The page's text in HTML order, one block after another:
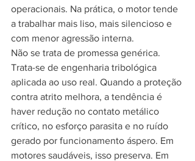
operacionais. Na prática, o motor tende
a trabalhar mais liso, mais silencioso e
com menor agressão interna.
Não se trata de promessa genérica.
Trata-se de engenharia tribológica
aplicada ao uso real. Quando a proteção
contra atrito melhora, a tendência é
haver redução no contato metálico
crítico, no esforço parasita e no ruído
gerado por funcionamento áspero. Em
motores saudáveis, isso preserva. Em